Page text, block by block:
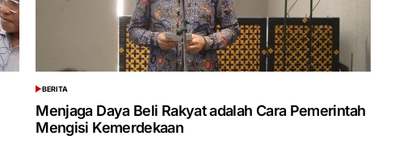
POSTED
IN
BERITA
Menjaga Daya Beli Rakyat adalah Cara Pemerintah
Mengisi Kemerdekaan